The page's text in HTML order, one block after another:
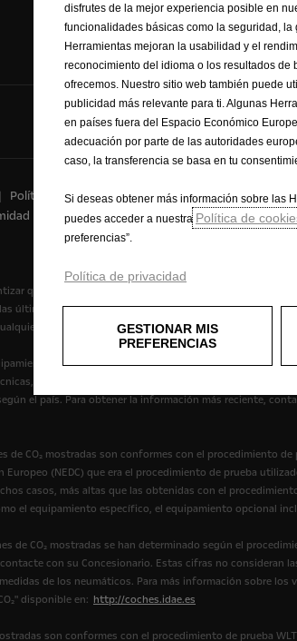
Política de Privacidad Política de cookies
Preferencias de Cookies Accesibilidad
que la información contenida en el Sitio sea
últimas especificaciones, igualmente, el equipamiento
momento las especificaciones del producto. Para
opcional no incluido de serie y disponible con
el diseño y el equipamiento. Los colores
el país. Para obtener la información más reciente,
CO₂ mostradas son conformes con el procedimiento
Europeo (NEDC) que era el procedimiento de prueba
casos, más altas que las obtenidas con el
el equipamiento específico, el equipamiento opcional
de CO₂ mostradas se han determinado según el
con su Concesionario. Estas cifras no
de los neumáticos. Para más información sobre
disponible en: http://coches.idae.es
son conformes con el procedimiento de prueba
disfrutes de la mejor experiencia posible en
funcionalidades básicas como la seguridad,
Herramientas mejoran la usabilidad y el
reconocimiento del idioma o los resultados de
ofrecemos. Nuestro sitio web también puede
publicidad más relevante para ti. Algunas
en países fuera del Espacio Económico
adecuación por parte de las autoridades
caso, la transferencia se basa en tu
Si deseas obtener más información sobre las
puedes acceder a nuestra Política de
preferencias”.
Política de privacidad
GESTIONAR MIS
PREFERENCIAS